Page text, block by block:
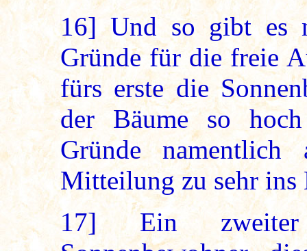
16] Und so gibt es
Gründe für die freie
fürs erste die
der Bäume so
Gründe namentlich
Mitteilung zu sehr ins
17] Ein zweiter